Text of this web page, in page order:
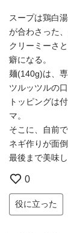
スープは鶏白
が合わさった
クリーミーさ
癖になる。
麺(140g)は、
ツルッツルの
トッピングは
マ。
そこに、自前
ネギ作りが面
最後まで美味
0
役に立った